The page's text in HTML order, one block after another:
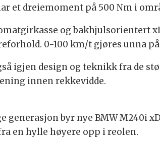
et dreiemoment på 500 Nm i
og bakhjulsorientert
0-100 km/t gjøres unna
igjen design og teknikk fra de
innen rekkevidde.
generasjon byr nye BMW M240i
en hylle høyere opp i reolen.